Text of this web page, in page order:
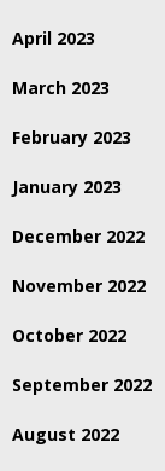
April 2023
March 2023
February 2023
January 2023
December 2022
November 2022
October 2022
September 2022
August 2022